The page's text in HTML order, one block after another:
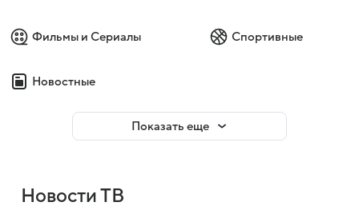
Фильмы и Сериалы Спортивные
Новостные
Показать еще
Новости ТВ